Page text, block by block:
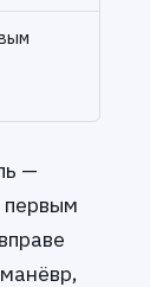
—
первым